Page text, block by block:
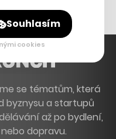
se tématům, která
byznysu a startupů
až po bydlení,
dopravu.
Souhlasím
cookies